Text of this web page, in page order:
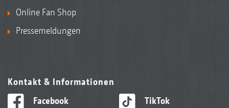
Online Fan Shop
Pressemeldungen
Kontakt & Informationen
Facebook
TikTok